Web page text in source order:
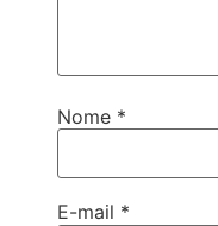
Nome *
E-mail *